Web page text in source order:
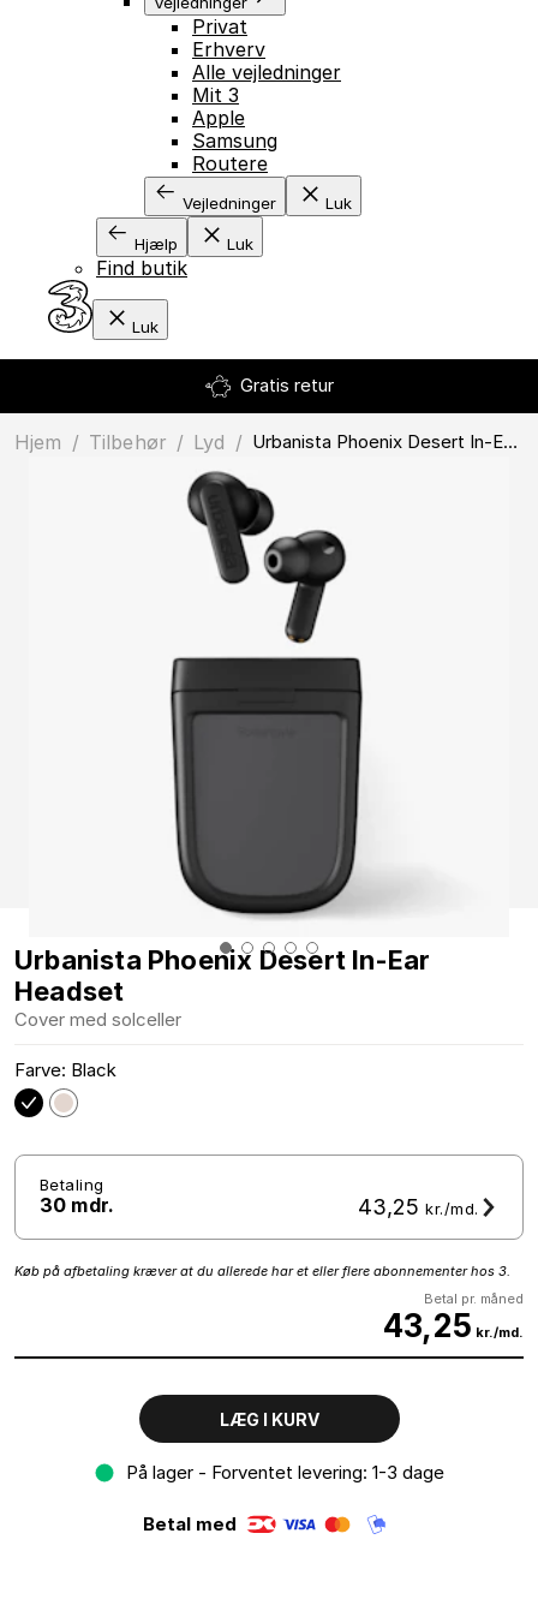
Privat
Erhverv
Alle vejledninger
Mit 3
Apple
Samsung
Routere
Vejledninger Luk
Hjælp Luk
Find butik
Luk
Hjem / Tilbehør / lyd / Urbanista Phoenix Desert In-Ear Headset
Urbanista Phoenix Desert In-Ear
Headset
Cover med solceller
Farve: Black
Betaling
30 mdr. 43,25 kr./md.
Køb på afbetaling kræver at du allerede har et eller flere abonnementer hos 3.
Betal pr. måned
43,25 kr./md.
LÆG I KURV
På lager - Forventet levering: 1-3 dage
Betal med